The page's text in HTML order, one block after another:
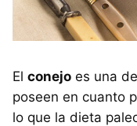
El conejo es una
poseen en cuanto
lo que la dieta